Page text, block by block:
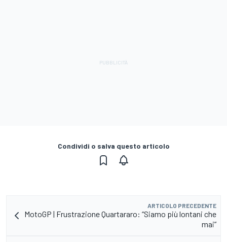
Condividi o salva questo articolo
ARTICOLO PRECEDENTE
MotoGP | Frustrazione Quartararo: “Siamo più lontani che
mai”